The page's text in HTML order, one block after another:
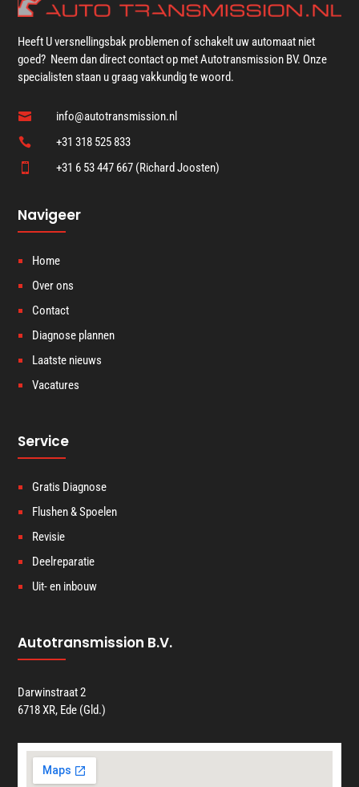
Heeft U versnellingsbak problemen of schakelt uw automaat niet
goed? Neem dan direct contact op met Autotransmission BV. Onze
specialisten staan u graag vakkundig te woord.
 info@autotransmission.nl
 +31 318 525 833
 +31 6 53 447 667 (Richard Joosten)
Navigeer
Home
Over ons
Contact
Diagnose plannen
Laatste nieuws
Vacatures
Service
Gratis Diagnose
Flushen & Spoelen
Revisie
Deelreparatie
Uit- en inbouw
Autotransmission B.V.
Darwinstraat 2
6718 XR, Ede (Gld.)